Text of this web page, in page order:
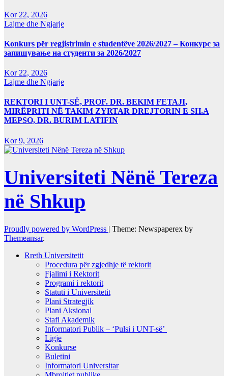
Kor 22, 2026
Lajme dhe Ngjarje
Konkurs për regjistrimin e studentëve 2026/2027 – Конкурс за
запишување на студенти за 2026/2027
Kor 22, 2026
Lajme dhe Ngjarje
REKTORI I UNT-SË, PROF. DR. BEKIM FETAJI,
MIRËPRITI NË TAKIM ZYRTAR DREJTORIN E SH.A
MEPSO, DR. BURIM LATIFIN
Kor 9, 2026
Universiteti Nënë Tereza
në Shkup
Proudly powered by WordPress | Theme: Newspaperex by
Themeansar.
Rreth Universitetit
Procedura për zgjedhje të rektorit
Fjalimi i Rektorit
Programi i rektorit
Statuti i Universitetit
Plani Strategjik
Plani Aksional
Stafi Akademik
Informatori Publik – ‘Pulsi i UNT-së’
Ligje
Konkurse
Buletini
Informatori Universitar